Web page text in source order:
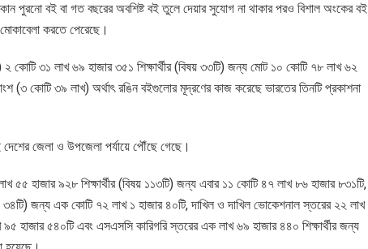
পুরনো বই বা গত বছরের অবশিষ্ট বই তুলে দেয়ার সুযোগ না থাকার পরও বিশাল অংকের বই
করতে পেরেছে।
২ কোটি ৩১ লাখ ৬৯ হাজার ৩৫১ শিক্ষার্থীর (বিষয় ৩৩টি) জন্য মোট ১০ কোটি ৭৮ লাখ ৬২
(৩ কোটি ৩৯ লাখ) অর্থাৎ রঙিন বইগুলোর মূদ্রণের কাজ করেছে ভারতের তিনটি প্রকাশনা
জেলা ও উপজেলা পর্যায়ে পৌঁছে গেছে।
৫৫ হাজার ৯২৮ শিক্ষার্থীর (বিষয় ১১৩টি) জন্য এবার ১১ কোটি ৪৭ লাখ ৮৬ হাজার ৮৩১টি,
৩৪টি) জন্য এক কোটি ৭২ লাখ ১ হাজার ৪০টি, দাখিল ও দাখিল ভোকেশনাল স্তরের ২২ লাখ
হাজার ৫৪০টি এবং এসএসসি কারিগরি স্তরের এক লাখ ৬৯ হাজার ৪৪০ শিক্ষার্থীর জন্য